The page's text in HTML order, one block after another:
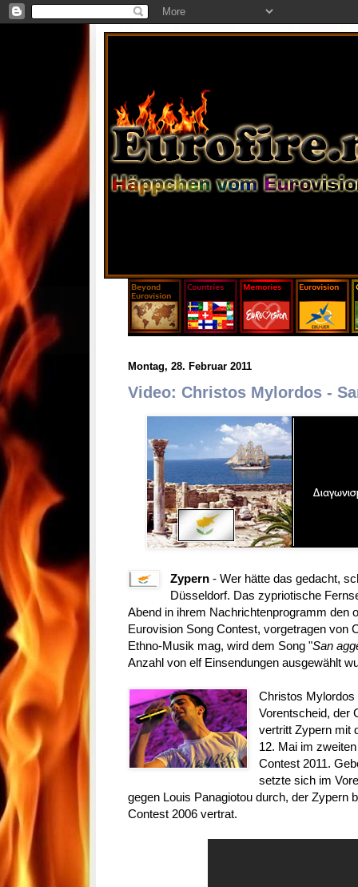
Montag, 28. Februar 2011
Video: Christos Mylordos -
Zypern - Wer hätte das gedacht,
Düsseldorf. Das zypriotische
Abend in ihrem Nachrichtenprogramm den
Eurovision Song Contest, vorgetragen von
Ethno-Musik mag, wird dem Song "San
Anzahl von elf Einsendungen ausgewählt
Christos
Vorentscheid, der
vertritt Zypern mit
12. Mai im
Contest 2011.
setzte sich im
gegen Louis Panagiotou durch, der Zypern
Contest 2006 vertrat.